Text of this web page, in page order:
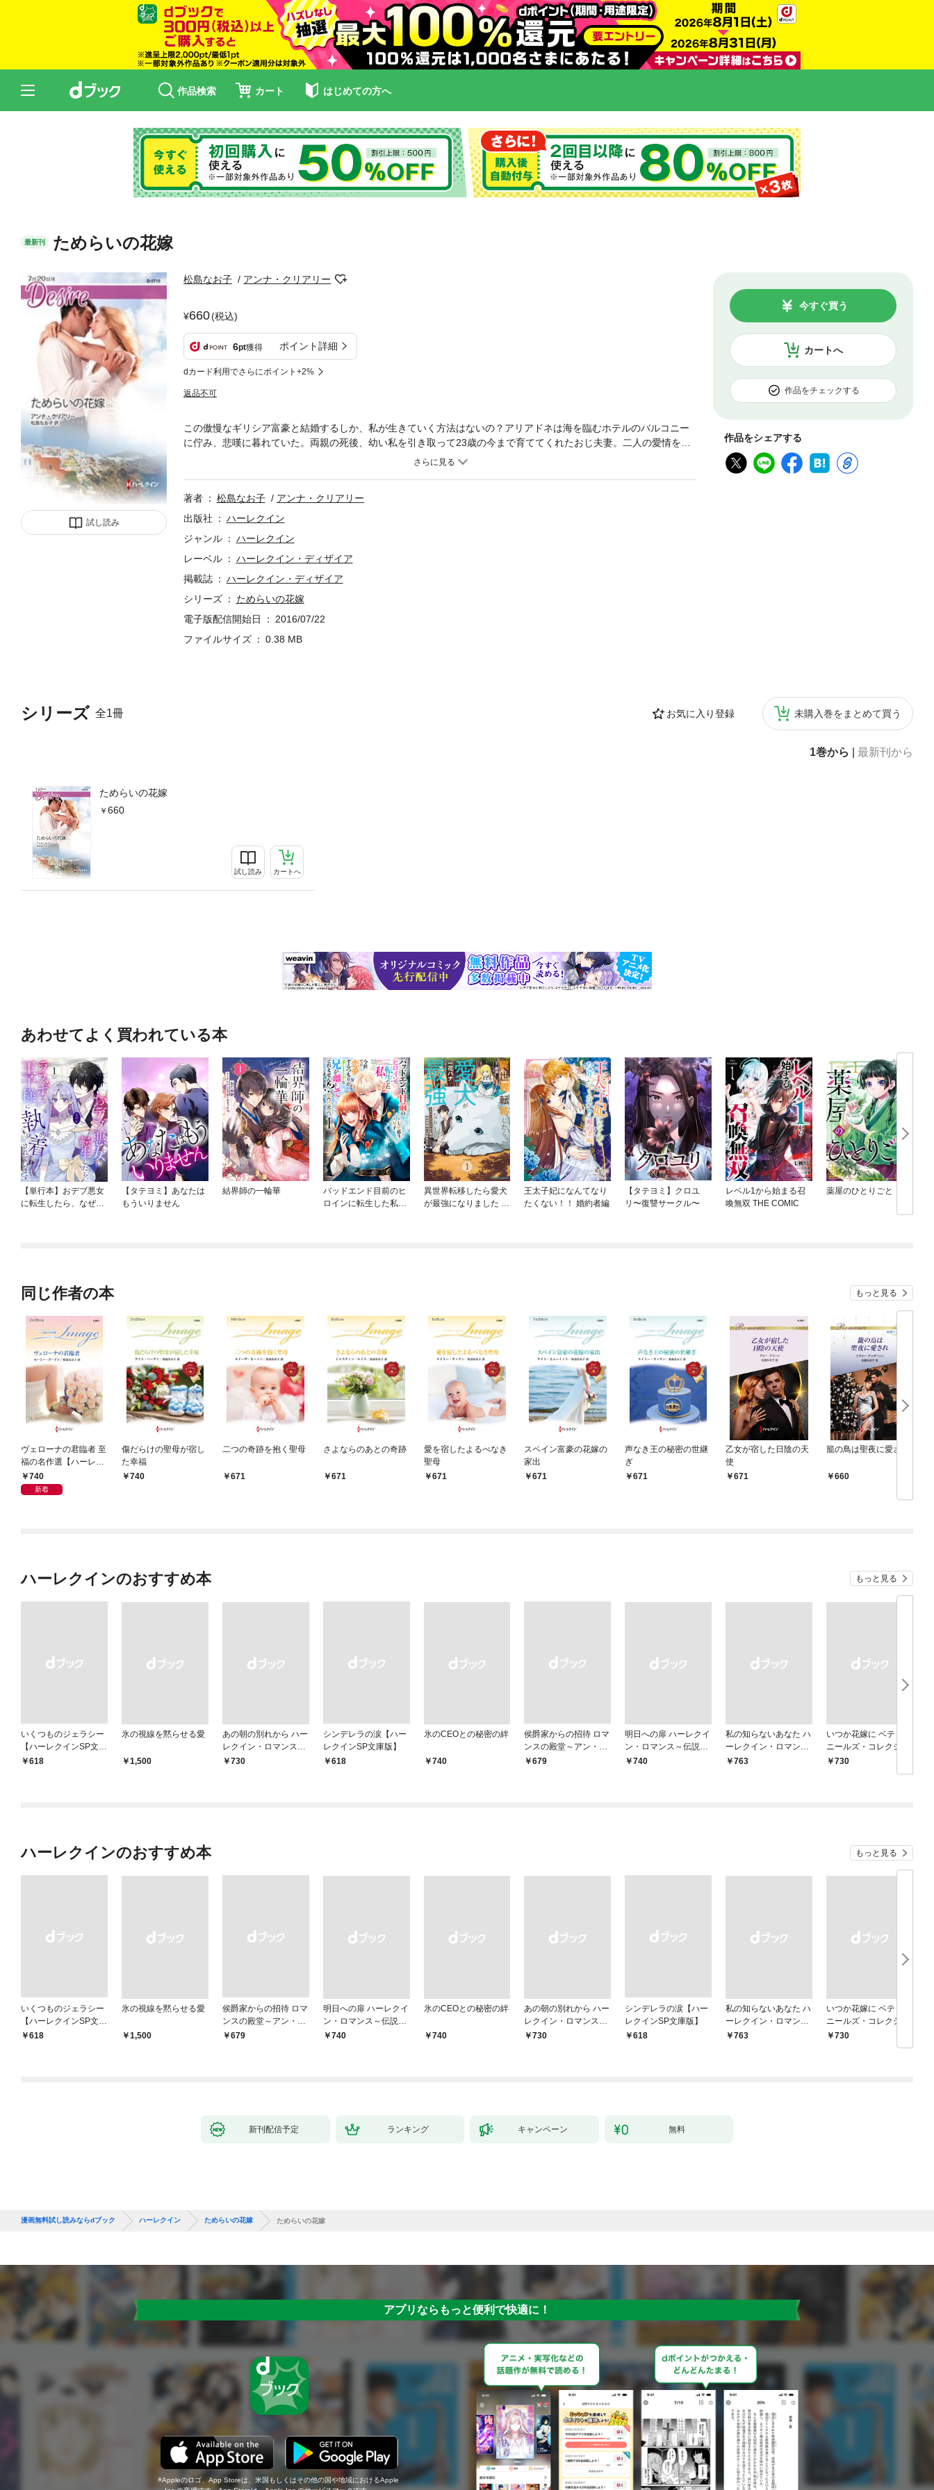
作品検索 カート はじめての方へ
最新刊 ためらいの花嫁
試し読み
松島なお子 アンナ・クリアリー
660(税込)
6pt獲得 ポイント詳細
dカード利用でさらにポイント+2%
返品不可
カートへ
今すぐ買う
作品をチェックする
作品をシェアする
シリーズ 全1冊 お気に入り登録 未購入巻をまとめて買う
1巻から 最新刊から
ためらいの花嫁
660
試し読み カートへ
この傲慢なギリシア富豪と結婚するしか、私が生きていく方法はないの？アリアドネは海を臨むホテルのバルコニー
に佇み、悲嘆に暮れていた。両親の死後、幼い私を引き取って23歳の今まで育ててくれたおじ夫妻。二人の愛情を疑
ったことなど一度もなかった。それなのに……おじの薦めで旅行に出かける直前、自分が見知らぬギリシア人富豪と
ストは、思いもよらないことに、若く精悍で端整な顔立ちの男性だった。だが、その黒い瞳は氷のように冷た
く……?!■上質な映画のようにドラマティックな作風で人気を博すアンナ・クリアリー。今作はおじの巧妙な策略によ
でしょうか？
著者 松島なお子
アンナ・クリアリー
出版社
ハーレクイン
ジャンル
ハーレクイン
レーベル
ハーレクイン・ディザイア
掲載誌
ハーレクイン・ディザイア
シリーズ
ためらいの花嫁
電子版配信開始日
2016/07/22
ファイルサイズ
0.38 MB
あわせてよく買われている本
【単行本】おデブ悪女
に転生したら、なぜか
【タテヨミ】あなたは
もういりません
結界師の一輪華
バッドエンド目前のヒ
ロインに転生した私、
異世界転移したら愛犬
が最強になりました ～
王太子妃になんてなり
たくない！！ 婚約者編
【タテヨミ】クロユ
リ〜復讐サークル〜
レベル1から始まる召
喚無双 THE COMIC
薬屋のひとりごと
同じ作者の本 もっと見る
ヴェローナの君臨者 至
福の名作選【ハーレク
イン・イマージュ版】
740
新着
傷だらけの聖母が宿し
た幸福
740
二つの奇跡を抱く聖母
671
さよならのあとの奇跡
671
愛を宿したよるべなき
聖母
671
スペイン富豪の花嫁の
家出
671
声なき王の秘密の世継
ぎ
671
乙女が宿した日陰の天
使
671
籠の鳥は聖夜に愛され
660
ハーレクインのおすすめ本 もっと見る
いくつものジェラシー
【ハーレクインSP文庫
版】
￥618
氷の視線を黙らせる愛
￥1,500
あの朝の別れから ハー
レクイン・ロマンス・
プレミアム～リン・グ
￥730
シンデレラの涙【ハー
レクインSP文庫版】
￥618
氷のCEOとの秘密の絆
￥740
侯爵家からの招待 ロマ
ンスの殿堂～アン・メ
イザー名作選 2～【ハ
￥679
明日への扉 ハーレクイ
ン・ロマンス～伝説の
名作選～【ハーレクイ
￥740
私の知らないあなた ハ
ーレクイン・ロマンス
～伝説の名作選～【ハ
￥763
いつか花嫁に ベティ・
ニールズ・コレクショ
ン【ハーレクイン・マ
￥730
ハーレクインのおすすめ本 もっと見る
いくつものジェラシー
【ハーレクインSP文庫
版】
￥618
氷の視線を黙らせる愛
￥1,500
侯爵家からの招待 ロマ
ンスの殿堂～アン・メ
イザー名作選 2～【ハ
￥679
明日への扉 ハーレクイ
ン・ロマンス～伝説の
名作選～【ハーレクイ
￥740
氷のCEOとの秘密の絆
￥740
あの朝の別れから ハー
レクイン・ロマンス・
プレミアム～リン・グ
￥730
シンデレラの涙【ハー
レクインSP文庫版】
￥618
私の知らないあなた ハ
ーレクイン・ロマンス
～伝説の名作選～【ハ
￥763
いつか花嫁に ベティ・
ニールズ・コレクショ
ン【ハーレクイン・マ
￥730
新刊配信予定 ランキング キャンペーン 無料
漫画無料試し読みならdブック ハーレクイン ためらいの花嫁 ためらいの花嫁
アプリならもっと便利で快適に！
Appleのロゴ、App Storeは、米国もしくはその他の国や地域におけるApple